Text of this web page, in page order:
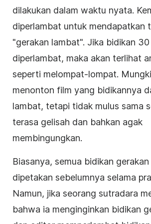
dilakukan dalam waktu nyata.
diperlambat untuk mendapatkan
"gerakan lambat". Jika bidikan 30
diperlambat, maka akan terlihat
seperti melompat-lompat.
menonton film yang bidikannya
lambat, tetapi tidak mulus sama
terasa gelisah dan bahkan agak
membingungkan.
Biasanya, semua bidikan
dipetakan sebelumnya selama
Namun, jika seorang sutradara
bahwa ia menginginkan bidikan